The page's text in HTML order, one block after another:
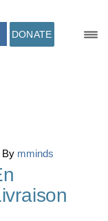
DONATE
By mminds